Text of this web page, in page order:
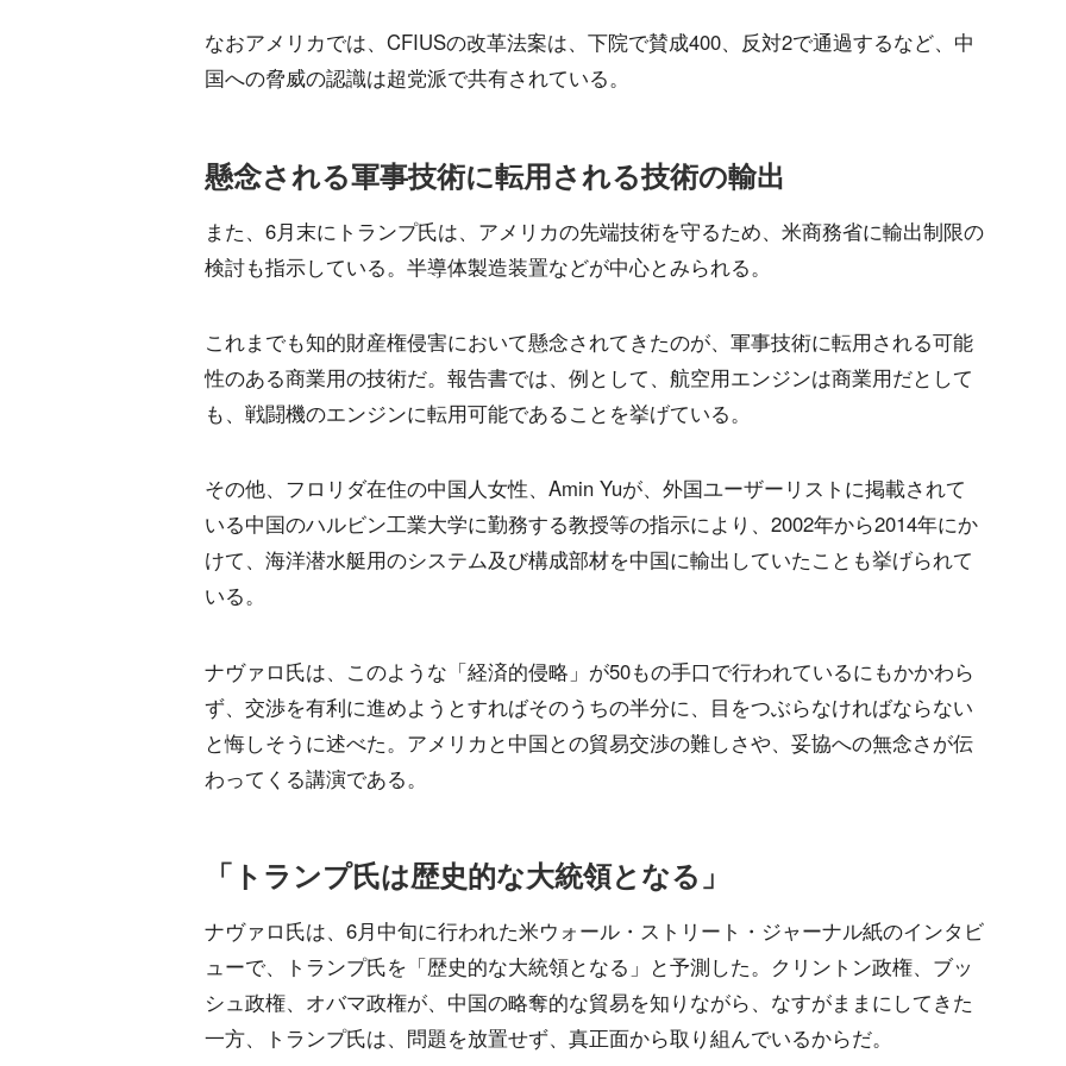
なおアメリカでは、CFIUSの改革法案は、下院で賛成400、反対2で通過するなど、中
国への脅威の認識は超党派で共有されている。
懸念される軍事技術に転用される技術の輸出
また、6月末にトランプ氏は、アメリカの先端技術を守るため、米商務省に輸出制限の
検討も指示している。半導体製造装置などが中心とみられる。
これまでも知的財産権侵害において懸念されてきたのが、軍事技術に転用される可能
性のある商業用の技術だ。報告書では、例として、航空用エンジンは商業用だとして
も、戦闘機のエンジンに転用可能であることを挙げている。
その他、フロリダ在住の中国人女性、Amin Yuが、外国ユーザーリストに掲載されて
いる中国のハルビン工業大学に勤務する教授等の指示により、2002年から2014年にか
けて、海洋潜水艇用のシステム及び構成部材を中国に輸出していたことも挙げられて
いる。
ナヴァロ氏は、このような「経済的侵略」が50もの手口で行われているにもかかわら
ず、交渉を有利に進めようとすればそのうちの半分に、目をつぶらなければならない
と悔しそうに述べた。アメリカと中国との貿易交渉の難しさや、妥協への無念さが伝
わってくる講演である。
「トランプ氏は歴史的な大統領となる」
ナヴァロ氏は、6月中旬に行われた米ウォール・ストリート・ジャーナル紙のインタビ
ューで、トランプ氏を「歴史的な大統領となる」と予測した。クリントン政権、ブッ
シュ政権、オバマ政権が、中国の略奪的な貿易を知りながら、なすがままにしてきた
一方、トランプ氏は、問題を放置せず、真正面から取り組んでいるからだ。